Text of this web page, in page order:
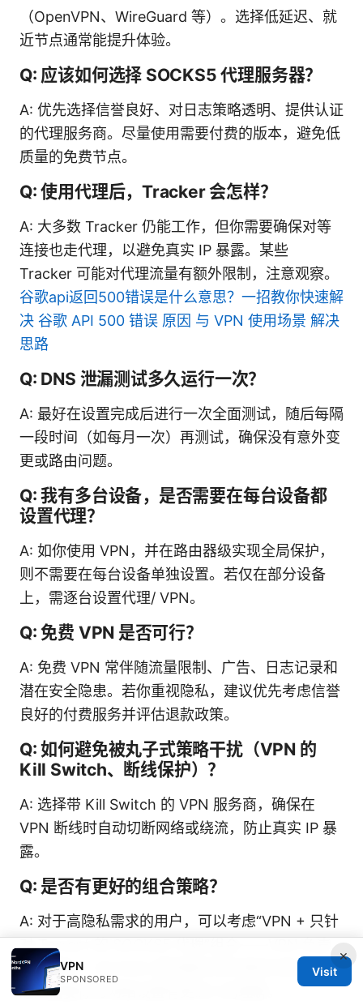
（OpenVPN、WireGuard 等）。选择低延迟、就
近节点通常能提升体验。
Q: 应该如何选择 SOCKS5 代理服务器？
A: 优先选择信誉良好、对日志策略透明、提供认证
的代理服务商。尽量使用需要付费的版本，避免低
质量的免费节点。
Q: 使用代理后，Tracker 会怎样？
A: 大多数 Tracker 仍能工作，但你需要确保对等
连接也走代理，以避免真实 IP 暴露。某些
Tracker 可能对代理流量有额外限制，注意观察。
谷歌api返回500错误是什么意思？一招教你快速解
决 谷歌 API 500 错误 原因 与 VPN 使用场景 解决
思路
Q: DNS 泄漏测试多久运行一次？
A: 最好在设置完成后进行一次全面测试，随后每隔
一段时间（如每月一次）再测试，确保没有意外变
更或路由问题。
Q: 我有多台设备，是否需要在每台设备都
设置代理？
A: 如你使用 VPN，并在路由器级实现全局保护，
则不需要在每台设备单独设置。若仅在部分设备
上，需逐台设置代理/ VPN。
Q: 免费 VPN 是否可行？
A: 免费 VPN 常伴随流量限制、广告、日志记录和
潜在安全隐患。若你重视隐私，建议优先考虑信誉
良好的付费服务并评估退款政策。
Q: 如何避免被丸子式策略干扰（VPN 的
Kill Switch、断线保护）？
A: 选择带 Kill Switch 的 VPN 服务商，确保在
VPN 断线时自动切断网络或绕流，防止真实 IP 暴
露。
Q: 是否有更好的组合策略？
A: 对于高隐私需求的用户，可以考虑“VPN + 只针
对 Torrent 的 SOCKS5 代理”组合——VPN 负责
全局保护，SOCKS5 提供额外的代理灵活性。不
过这需要你对网络设置有更深入的理解。
×
VPN
SPONSORED
Visit